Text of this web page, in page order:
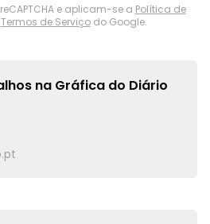
e aplicam-se a Política de
Termos de Serviçodo Google.
na Gráfica do Diário